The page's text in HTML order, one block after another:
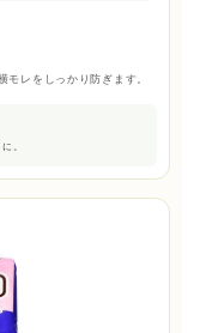
モレをしっかり防ぎます。
。